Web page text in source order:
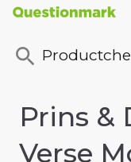
Prins &
Verse